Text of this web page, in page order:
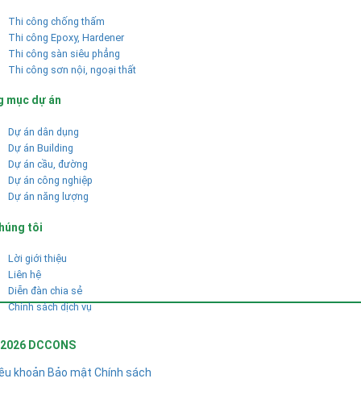
Thi công chống thấm
Thi công Epoxy, Hardener
Thi công sàn siêu phẳng
Thi công sơn nội, ngoại thất
mục dự án
Dự án dân dụng
Dự án Building
Dự án cầu, đường
Dự án công nghiệp
Dự án năng lượng
tôi
Lời giới thiệu
Liên hệ
Diễn đàn chia sẻ
Chính sách dịch vụ
DCCONS
khoản Bảo mật Chính sách